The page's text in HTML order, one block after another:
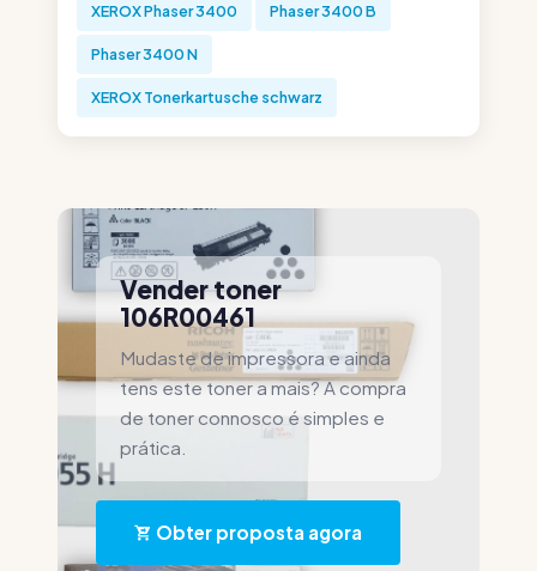
XEROX Phaser 3400 Phaser 3400 B
Phaser 3400 N
XEROX Tonerkartusche schwarz
Vender toner
106R00461
Mudaste de impressora e ainda
tens este toner a mais? A compra
de toner connosco é simples e
prática.
Obter proposta agora